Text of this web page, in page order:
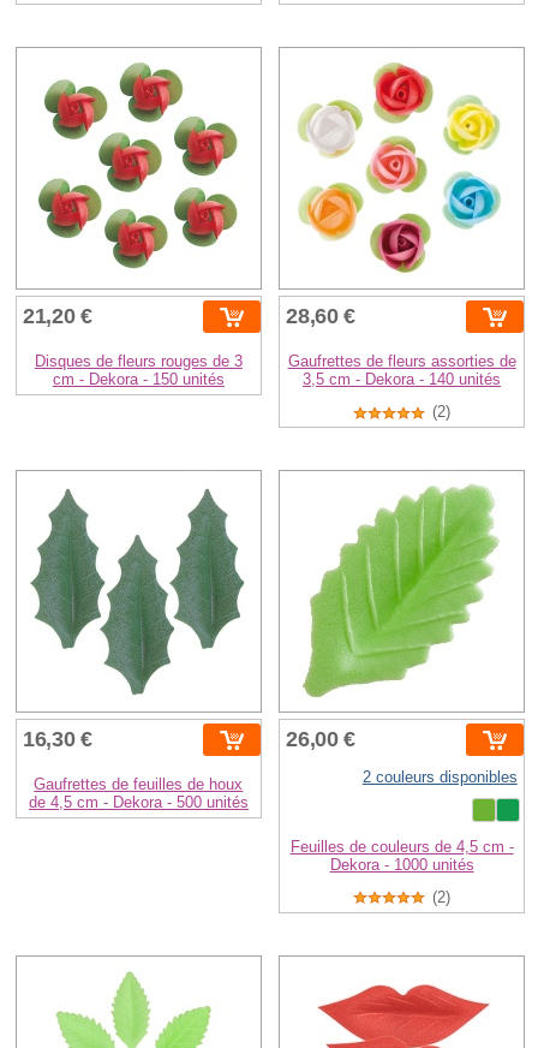
21,20 €
Disques de fleurs rouges de 3
cm - Dekora - 150 unités
28,60 €
Gaufrettes de fleurs assorties de
3,5 cm - Dekora - 140 unités
(2)
16,30 €
Gaufrettes de feuilles de houx
de 4,5 cm - Dekora - 500 unités
26,00 €
2 couleurs disponibles
Feuilles de couleurs de 4,5 cm -
Dekora - 1000 unités
(2)